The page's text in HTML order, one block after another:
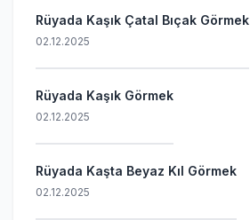
Rüyada Kaşık Çatal Bıçak Görmek
02.12.2025
Rüyada Kaşık Görmek
02.12.2025
Rüyada Kaşta Beyaz Kıl Görmek
02.12.2025